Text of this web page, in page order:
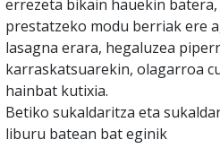
errezeta bikain hauekin
prestatzeko modu berriak ere
lasagna erara, hegaluzea
karraskatsuarekin, olagarroa
hainbat kutixia.
Betiko sukaldaritza eta
liburu batean bat eginik